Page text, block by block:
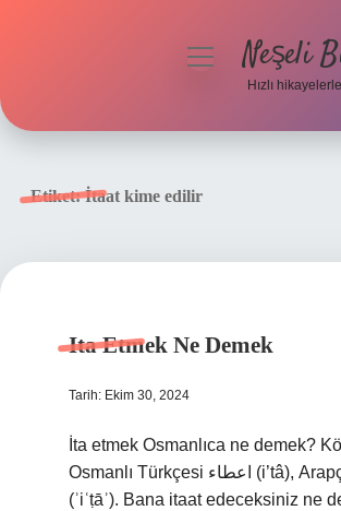
menüyüNeşeli
Hızlı
Etiket:İtaat kime edilir
Ita Etmek Ne Demek
Tarih: Ekim 30, 2024
İta etmek Osmanlıca ne demek?
Osmanlı Türkçesi اعطاء‎ (i’tâ), Arapça إِعْطَاء‎
(ʾiʿṭāʾ). Bana itaat edeceksiniz ne